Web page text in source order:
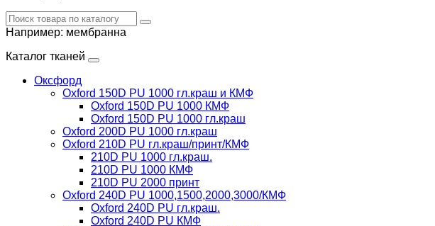
Например: мембранна
Каталог тканей
Оксфорд
Oxford 150D PU 1000 гл.краш и КМФ
Oxford 150D PU 1000 КМФ
Oxford 150D PU 1000 гл.краш
Oxford 200D PU 1000 гл.краш
Oxford 210D PU гл.краш/принт/КМФ
210D PU 1000 гл.краш.
210D PU 1000 КМФ
210D PU 2000 принт
Oxford 240D PU 1000,1500,2000,3000/КМФ
Oxford 240D PU гл.краш.
Oxford 240D PU КМФ